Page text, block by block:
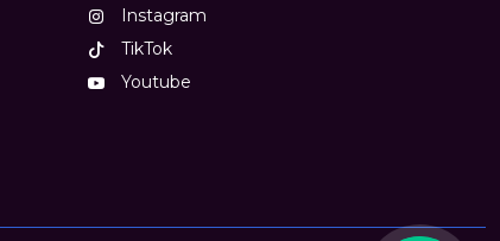
Instagram
TikTok
Youtube